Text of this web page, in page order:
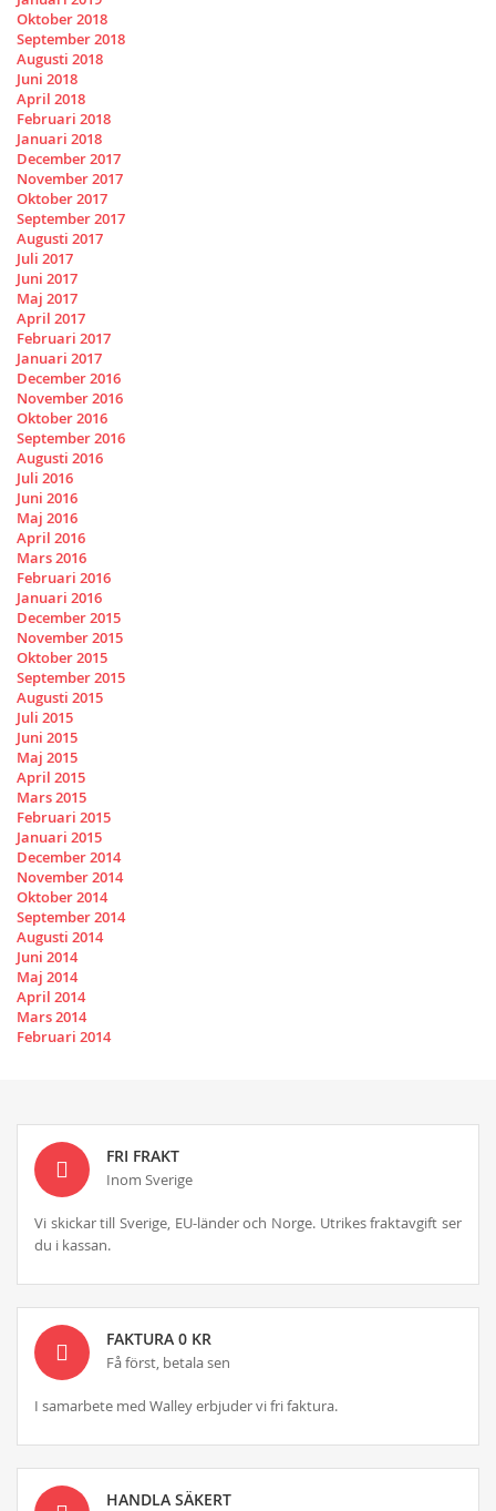
Oktober 2018
September 2018
Augusti 2018
Juni 2018
April 2018
Februari 2018
Januari 2018
December 2017
November 2017
Oktober 2017
September 2017
Augusti 2017
Juli 2017
Juni 2017
Maj 2017
April 2017
Februari 2017
Januari 2017
December 2016
November 2016
Oktober 2016
September 2016
Augusti 2016
Juli 2016
Juni 2016
Maj 2016
April 2016
Mars 2016
Februari 2016
Januari 2016
December 2015
November 2015
Oktober 2015
September 2015
Augusti 2015
Juli 2015
Juni 2015
Maj 2015
April 2015
Mars 2015
Februari 2015
Januari 2015
December 2014
November 2014
Oktober 2014
September 2014
Augusti 2014
Juni 2014
Maj 2014
April 2014
Mars 2014
Februari 2014
FRI FRAKT
Inom Sverige
Vi skickar till Sverige, EU-länder och Norge. Utrikes fraktavgift ser
du i kassan.
FAKTURA 0 KR
Få först, betala sen
I samarbete med Walley erbjuder vi fri faktura.
HANDLA SÄKERT